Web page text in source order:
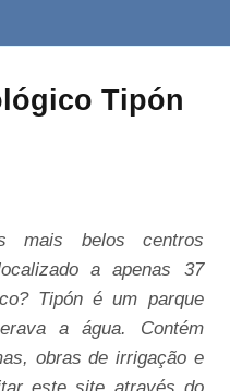
Tipón
mais belos centros
a apenas 37
Tipón é um parque
a água. Contém
obras de irrigação e